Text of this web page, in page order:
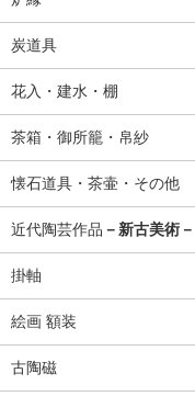
炭道具
花入・建水・棚
茶箱・御所籠・帛紗
懐石道具・茶壷・その他
近代陶芸作品 －新古美術－
掛軸
絵画 額装
古陶磁